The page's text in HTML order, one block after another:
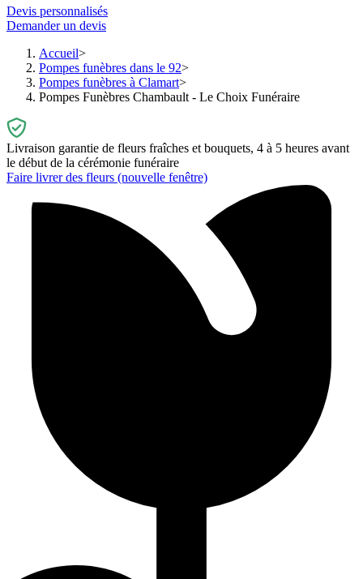
Devis personnalisés
Demander un devis
Accueil
Pompes funèbres dans le 92
Pompes funèbres à Clamart
Pompes Funèbres Chambault - Le Choix Funéraire
Livraison garantie de fleurs fraîches et bouquets, 4 à 5 heures avant
le début de la cérémonie funéraire
Faire livrer des fleurs (nouvelle fenêtre)